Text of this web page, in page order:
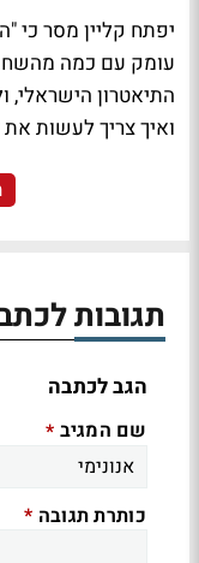
יפתח קליין מסר כי
עומק עם כמה
התיאטרון
ואיך צריך לעשות את
תגובות
הגב לכתבה
שם המגיב *
כותרת תגובה *